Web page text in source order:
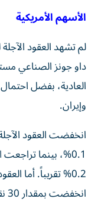
الأسهم الأمريكية
لم تشهد العقود
داو جونز الصناعي
العادية، بفضل
وإيران.
0.2% تقريباً. أما
انخفضت بمقدار 30 نقطة، أي أقل من 0.1%.